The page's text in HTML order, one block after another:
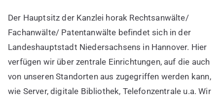
Fachkanzleien
entdecken
Der Hauptsitz der Kanzlei horak Rechtsanwälte/
Fachanwälte/ Patentanwälte befindet sich in der
Landeshauptstadt Niedersachsens in Hannover. Hier
verfügen wir über zentrale Einrichtungen, auf die auch
von unseren Standorten aus zugegriffen werden kann,
wie Server, digitale Bibliothek, Telefonzentrale u.a. Wir